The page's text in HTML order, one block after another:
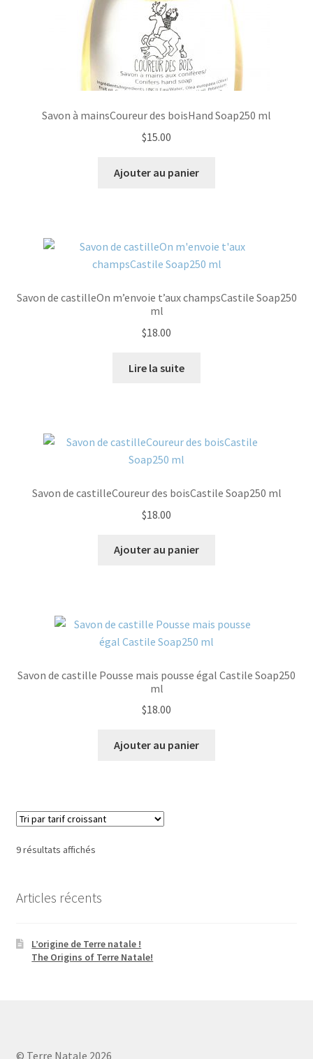
Savon à mainsCoureur des boisHand Soap250 ml
$15.00
Ajouter au panier
Savon de castilleOn m’envoie t’aux champsCastile Soap250
ml
$18.00
Lire la suite
Savon de castilleCoureur des boisCastile Soap250 ml
$18.00
Ajouter au panier
Savon de castille Pousse mais pousse égal Castile Soap250
ml
$18.00
Ajouter au panier
9 résultats affichésTrié
croissant
Articles récents
L’origine de Terre natale !
The Origins of Terre Natale!
© Terre Natale 2026